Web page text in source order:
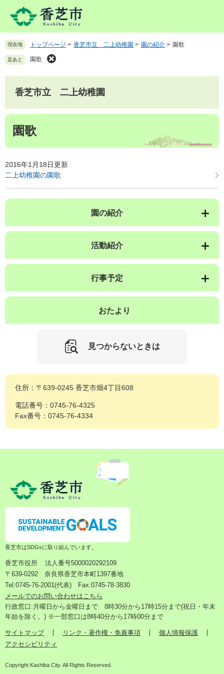
先
頭
す
を
飛
し
文
現在地 トップページ > 香芝市立 二上幼稚園 > 園の紹介 > 園歌
足あと 園歌
香芝市立 二上幼稚園
本
園歌
2016年1月18日更新
二上幼稚園の園歌
園の紹介
活動紹介
行事予定
おたより
見つからないときは
住所：〒639-0245 香芝市畑4丁目608
電話番号：0745-76-4325
Fax番号：0745-76-4334
香芝市はSDGsに取り組んでいます。
香芝市役所
法人番号5000020292109
〒639-0292 奈良県香芝市本町1397番地
Tel:0745-76-2001(代表) Fax:0745-78-3830
メールでのお問い合わせはこちら
行政窓口:月曜日から金曜日まで 8時30分から17時15分まで(祝日・年末
年始を除く。) ※一部窓口は8時40分から17時00分まで
サイトマップ リンク・著作権・免責事項
個人情報保護
アクセシビリティ
Copyright Kashiba City. All Rights Reserved.